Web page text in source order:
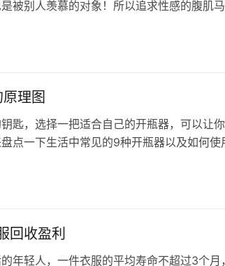
被别人羡慕的对象！所以追求性感的腹肌
理图
匙，选择一把适合自己的开瓶器，可以让
点一下生活中常见的9种开瓶器以及如何使
回收盈利
年轻人，一件衣服的平均寿命不超过3个月